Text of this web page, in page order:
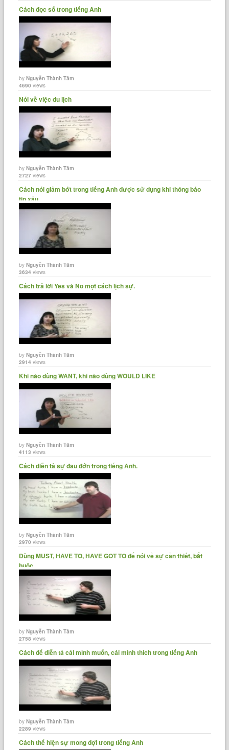
Cách đọc số trong tiếng Anh
byNguyễn Thành Tâm
4690 views
Nói về việc du lịch
byNguyễn Thành Tâm
2727 views
Cách nói giảm bớt trong tiếng Anh được sử dụng khi thông báo
tin xấu
byNguyễn Thành Tâm
3634 views
Cách trả lời Yes và No một cách lịch sự.
byNguyễn Thành Tâm
2914 views
Khi nào dùng WANT, khi nào dùng WOULD LIKE
byNguyễn Thành Tâm
4113 views
Cách diễn tả sự đau đớn trong tiếng Anh.
byNguyễn Thành Tâm
2970 views
Dùng MUST, HAVE TO, HAVE GOT TO để nói về sự cần thiết, bắt
buộc.
byNguyễn Thành Tâm
2758 views
Cách để diễn tả cái mình muốn, cái mình thích trong tiếng Anh
byNguyễn Thành Tâm
2289 views
Cách thể hiện sự mong đợi trong tiếng Anh